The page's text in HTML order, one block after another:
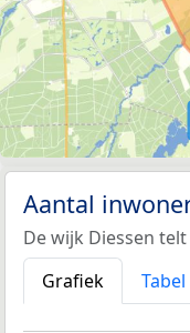
Aantal
De wijk Diessen
Grafiek
Tabel